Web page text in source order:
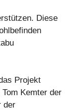
Diese
Projekt
Kemter der
der